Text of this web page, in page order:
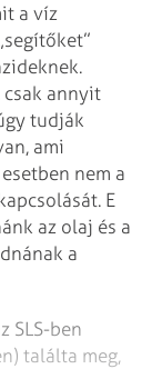
a víz
csak annyit
tudják
ami
nem a
E
az olaj és a
a
SLS-ben
találta meg,